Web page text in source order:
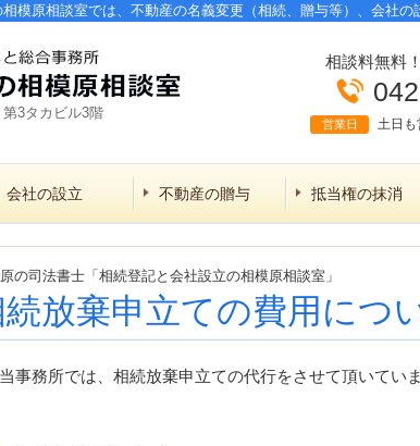
模原相談室では、不動産の名義変更（相続、贈与等）、会社の
3タカビル3階
相談料無料
営業日 土日も
会社の設立 不動産の贈与 抵当権の抹消
の司法書士「相続登記と会社設立の相模原相談室」
放棄申立ての費用につ
当事務所では、相続放棄申立ての代行をさせて頂いていま